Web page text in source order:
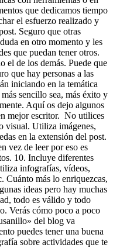
que dedicamos tiempo
el esfuerzo realizado y
Seguro que otras
en otro momento y les
que puedan tener otros.
el de los demás. Puede que
que hay personas a las
iniciando en la temática
sencillo sea, más éxito y
Aquí os dejo algunos
mejor escritor. No utilices
visual. Utiliza imágenes,
en la extensión del post.
vez de leer por eso es
10. Incluye diferentes
infografías, vídeos,
Cuánto más lo enriquezcas,
ideas pero hay muchas
todo es válido y todo
Verás cómo poco a poco
del blog va
puedes tener una buena
sobre actividades que te